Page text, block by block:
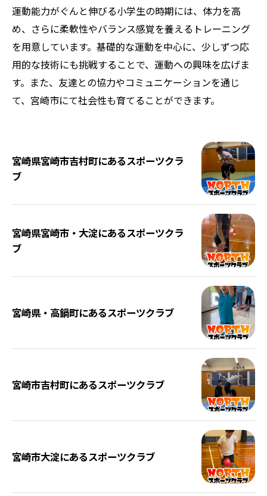
運動能力がぐんと伸びる小学生の時期には、体力を高
め、さらに柔軟性やバランス感覚を養えるトレーニング
を用意しています。基礎的な運動を中心に、少しずつ応
用的な技術にも挑戦することで、運動への興味を広げま
す。また、友達との協力やコミュニケーションを通じ
て、宮崎市にて社会性も育てることができます。
宮崎県宮崎市吉村町にあるスポーツクラ
ブ
宮崎県宮崎市・大淀にあるスポーツクラ
ブ
宮崎県・高鍋町にあるスポーツクラブ
宮崎市吉村町にあるスポーツクラブ
宮崎市大淀にあるスポーツクラブ